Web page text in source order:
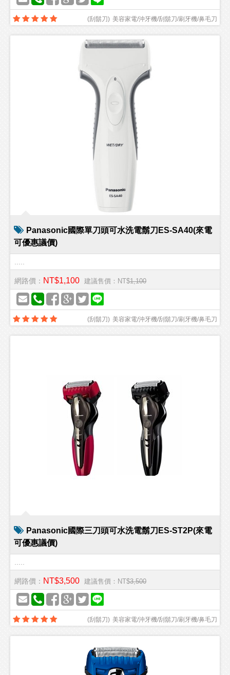
美容家電/沖牙機/刮鬍刀/刷牙機/鼻毛刀
(刮鬍刀)
Panasonic國際單刀頭可水洗電鬍刀ES-SA40(來電
可優惠議價)
網路價： NT$1,100 建議售價：NT$1,100
美容家電/沖牙機/刮鬍刀/刷牙機/鼻毛刀
(刮鬍刀)
Panasonic國際三刀頭可水洗電鬍刀ES-ST2P(來電
可優惠議價)
網路價： NT$3,500 建議售價：NT$3,500
美容家電/沖牙機/刮鬍刀/刷牙機/鼻毛刀
(刮鬍刀)